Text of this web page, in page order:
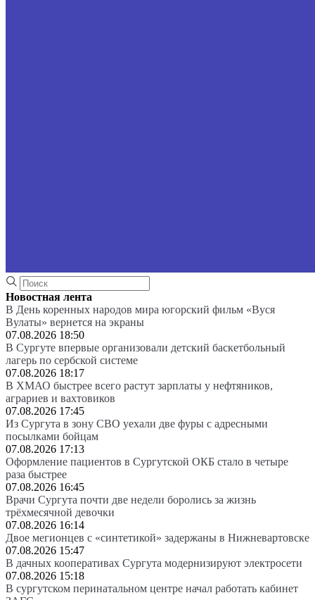
Новостная лента
В День коренных народов мира югорский фильм «Вуся
Вулаты» вернется на экраны
07.08.2026 18:50
В Сургуте впервые организовали детский баскетбольный
лагерь по сербской системе
07.08.2026 18:17
В ХМАО быстрее всего растут зарплаты у нефтяников,
аграриев и вахтовиков
07.08.2026 17:45
Из Сургута в зону СВО уехали две фуры с адресными
посылками бойцам
07.08.2026 17:13
Оформление пациентов в Сургутской ОКБ стало в четыре
раза быстрее
07.08.2026 16:45
Врачи Сургута почти две недели боролись за жизнь
трёхмесячной девочки
07.08.2026 16:14
Двое мегионцев с «синтетикой» задержаны в Нижневартовске
07.08.2026 15:47
В дачных кооперативах Сургута модернизируют электросети
07.08.2026 15:18
В сургутском перинатальном центре начал работать кабинет